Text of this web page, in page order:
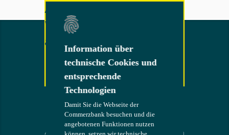
Anregungen?
Wenden Sie sich gerne
an uns!
Kontakt
AGB COMMERZB Die Bank an
Information über
technische Cookies und
entsprechende
Technologien
Damit Sie die Webseite der
Commerzbank besuchen und die
angebotenen Funktionen nutzen
Information über
technische Cookies und
entsprechende
Technologien
Damit Sie die Webseite der
Commerzbank besuchen und die
angebotenen Funktionen nutzen